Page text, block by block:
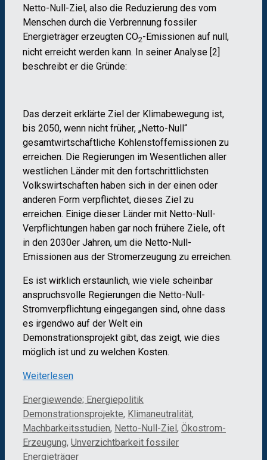
Netto-Null-Ziel, also die Reduzierung des vom
Menschen durch die Verbrennung fossiler
Energieträger erzeugten CO2-Emissionen auf null,
nicht erreicht werden kann. In seiner Analyse [2]
beschreibt er die Gründe:
Das derzeit erklärte Ziel der Klimabewegung ist,
bis 2050, wenn nicht früher, „Netto-Null“
gesamtwirtschaftliche Kohlenstoffemissionen zu
erreichen. Die Regierungen im Wesentlichen aller
westlichen Länder mit den fortschrittlichsten
Volkswirtschaften haben sich in der einen oder
anderen Form verpflichtet, dieses Ziel zu
erreichen. Einige dieser Länder mit Netto-Null-
Verpflichtungen haben gar noch frühere Ziele, oft
in den 2030er Jahren, um die Netto-Null-
Emissionen aus der Stromerzeugung zu erreichen.
Es ist wirklich erstaunlich, wie viele scheinbar
anspruchsvolle Regierungen die Netto-Null-
Stromverpflichtung eingegangen sind, ohne dass
es irgendwo auf der Welt ein
Demonstrationsprojekt gibt, das zeigt, wie dies
möglich ist und zu welchen Kosten.
Weiterlesen
Kategorien
Energiewende; Energiepolitik
Demonstrationsprojekte, Klimaneutralität,
Machbarkeitsstudien, Netto-Null-Ziel, Ökostrom-
Erzeugung, Unverzichtbarkeit fossiler
Energieträger